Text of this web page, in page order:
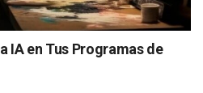
IA en Tus Programas de